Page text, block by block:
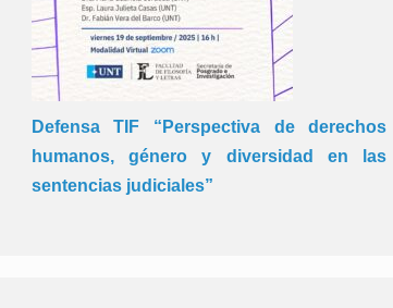
Defensa TIF “Perspectiva de derechos
humanos, género y diversidad en las
sentencias judiciales”